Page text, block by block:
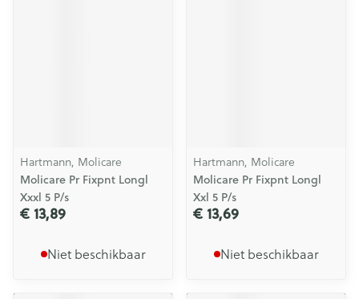
Hartmann, Molicare
Molicare Pr Fixpnt Longl
Xxxl 5 P/s
€ 13,89
Niet beschikbaar
Hartmann, Molicare
Molicare Pr Fixpnt Longl
Xxl 5 P/s
€ 13,69
Niet beschikbaar